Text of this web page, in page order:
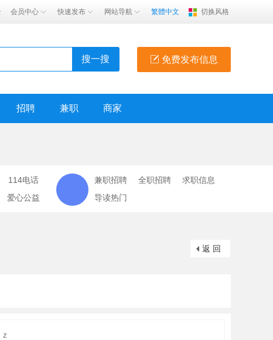
会员中心 快速发布 网站导航 繁體中文 切换风格
免费发布信息
搜一搜
招聘 兼职 商家
114电话
爱心公益
兼职招聘 全职招聘
求职信息
导读热门
返 回
z